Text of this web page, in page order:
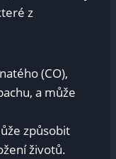
z
(CO),
a může
způsobit
životů.